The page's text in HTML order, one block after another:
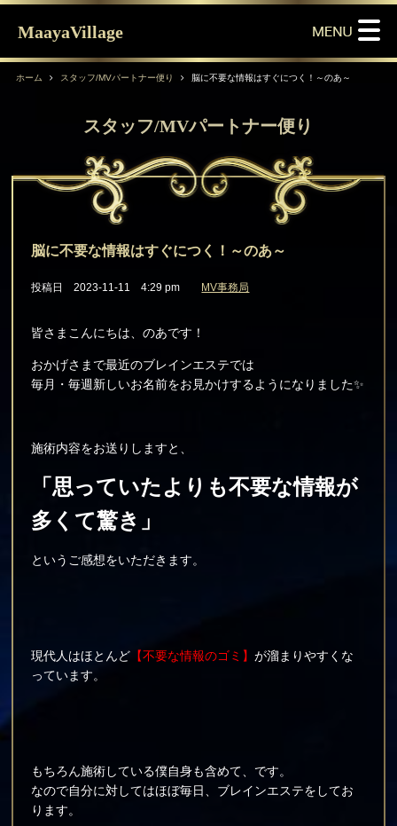
MaayaVillage
ホーム スタッフ/MVパートナー便り 脳に不要な情報はすぐにつく！～のあ～
スタッフ/MVパートナー便り
脳に不要な情報はすぐにつく！～のあ～
投稿日 2023-11-11 4:29 pm MV事務局
皆さまこんにちは、のあです！
おかげさまで最近のブレインエステでは
毎月・毎週新しいお名前をお見かけするようになりました✨
施術内容をお送りしますと、
「思っていたよりも不要な情報が
多くて驚き」
というご感想をいただきます。
現代人はほとんど 【不要な情報のゴミ】が溜まりやすくな
っています。
もちろん施術している僕自身も含めて、です。
なので自分に対してはほぼ毎日、ブレインエステをしてお
ります。